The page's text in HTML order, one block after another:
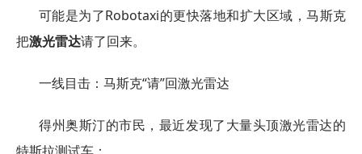
可能是为了Robotaxi的更快落地和扩大区域，马斯克
把激光雷达请了回来。
一线目击：马斯克“请”回激光雷达
得州奥斯汀的市民，最近发现了大量头顶激光雷达的